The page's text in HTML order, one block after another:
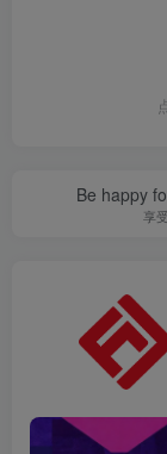
Be happy
享